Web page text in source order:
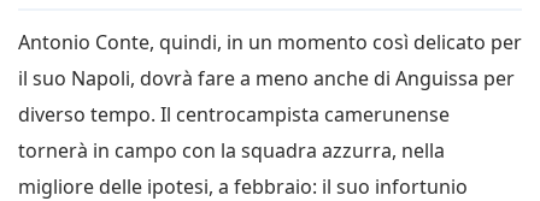
Antonio Conte, quindi, in un momento così delicato per
il suo Napoli, dovrà fare a meno anche di Anguissa per
diverso tempo. Il centrocampista camerunense
tornerà in campo con la squadra azzurra, nella
migliore delle ipotesi, a febbraio: il suo infortunio